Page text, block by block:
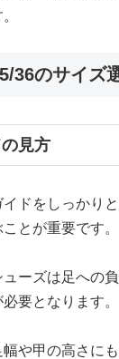
36のサイズ
見方
ドをしっかり
とが重要です。
ーズは足への
要となります。
や甲の高さに